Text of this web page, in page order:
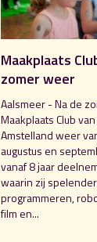
Maakplaats
zomer weer
Aalsmeer - Na de
Maakplaats Club
Amstelland weer
augustus en
vanaf 8 jaar
waarin zij
programmeren,
film en...